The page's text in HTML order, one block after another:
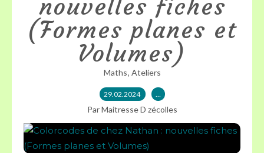
nouvelles fiches
(Formes planes et
Volumes)
Maths, Ateliers
29.02.2024 …
Par Maitresse D zécolles